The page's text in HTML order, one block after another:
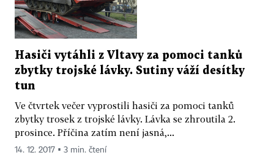
Hasiči vytáhli z Vltavy za pomoci tanků
zbytky trojské lávky. Sutiny váží desítky
tun
Ve čtvrtek večer vyprostili hasiči za pomoci tanků
zbytky trosek z trojské lávky. Lávka se zhroutila 2.
prosince. Příčina zatím není jasná,...
14. 12. 2017 ▪ 3 min. čtení